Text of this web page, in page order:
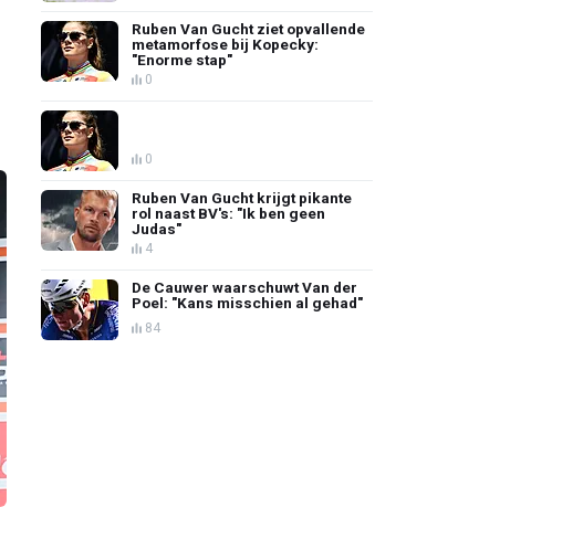
Ruben Van Gucht ziet opvallende
metamorfose bij Kopecky:
"Enorme stap"
0
0
Ruben Van Gucht krijgt pikante
rol naast BV's: "Ik ben geen
Judas"
4
De Cauwer waarschuwt Van der
Poel: "Kans misschien al gehad"
84